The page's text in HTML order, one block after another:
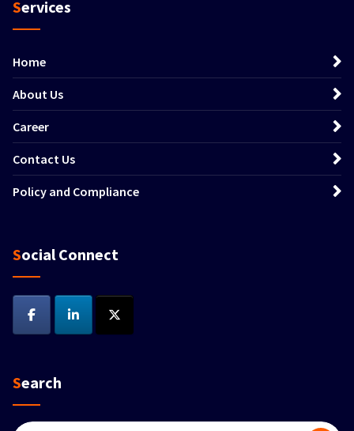
Services
Home
About Us
Career
Contact Us
Policy and Compliance
Social Connect
Search